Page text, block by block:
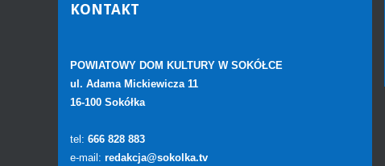
KONTAKT
POWIATOWY DOM KULTURY W SOKÓŁCE
ul. Adama Mickiewicza 11
16-100 Sokółka
tel: 666 828 883
e-mail: redakcja@sokolka.tv